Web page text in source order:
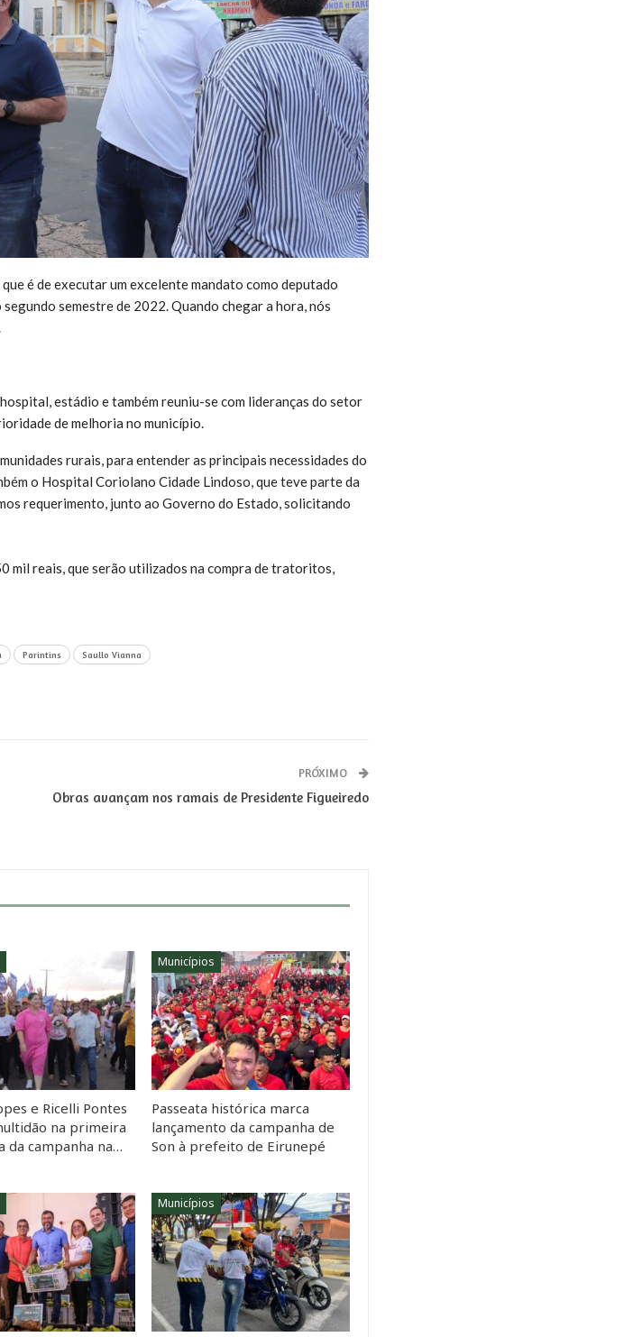
é de executar um excelente mandato como deputado
semestre de 2022. Quando chegar a hora, nós
estádio e também reuniu-se com lideranças do setor
de melhoria no município.
rurais, para entender as principais necessidades do
o Hospital Coriolano Cidade Lindoso, que teve parte da
requerimento, junto ao Governo do Estado, solicitando
mil reais, que serão utilizados na compra de tratoritos,
Parintins Saullo Vianna
PRÓXIMO
Obras avançam nos ramais de Presidente Figueiredo
e Ricelli Pontes
na primeira
da campanha na…
Municípios
Passeata histórica marca
lançamento da campanha de
Son à prefeito de Eirunepé
Municípios